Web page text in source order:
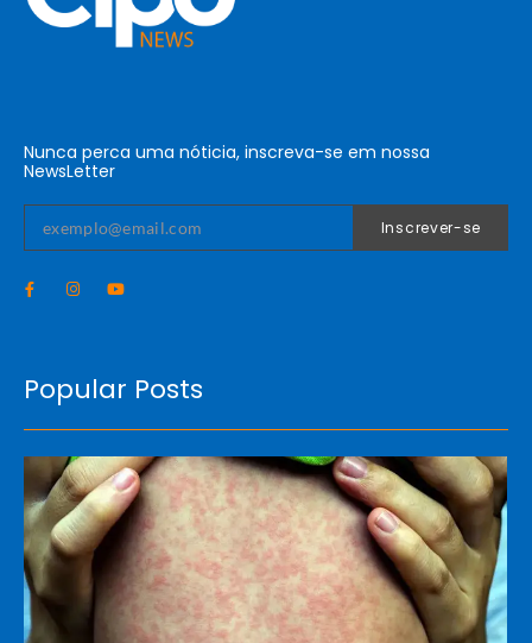
Nunca perca uma nóticia, inscreva-se em nossa
NewsLetter
Inscrever-se
Popular Posts